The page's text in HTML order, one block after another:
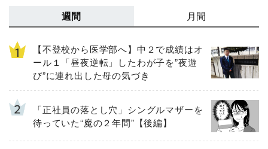
週間 月間
【不登校から医学部へ】中２で成績はオ
ール１「昼夜逆転」したわが子を”夜遊
び”に連れ出した母の気づき
「正社員の落とし穴」シングルマザーを
待っていた“魔の２年間”【後編】